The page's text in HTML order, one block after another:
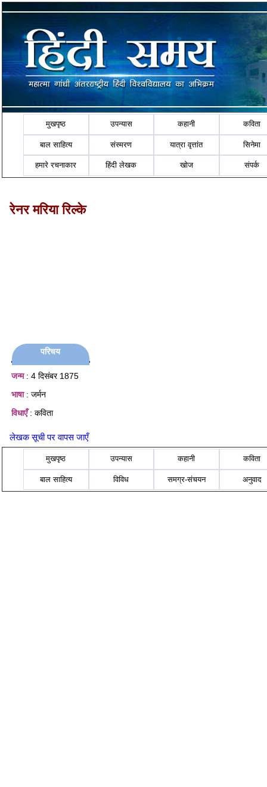
मुखपृष्ठ उपन्यास कहानी कविता
बाल साहित्य संस्मरण यात्रा वृत्तांत सिनेमा
हमारे रचनाकार हिंदी लेखक खोज संपर्क
रेनर मरिया रिल्के
परिचय
जन्म: 4 दिसंबर 1875
भाषा: जर्मन
विधाएँ: कविता
लेखक सूची पर वापस जाएँ
मुखपृष्ठ उपन्यास कहानी कविता
बाल साहित्य विविध समग्र-संचयन अनुवाद